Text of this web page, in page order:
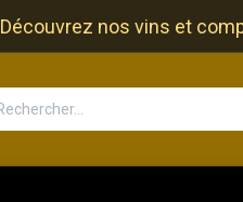
Découvrez nos vins et